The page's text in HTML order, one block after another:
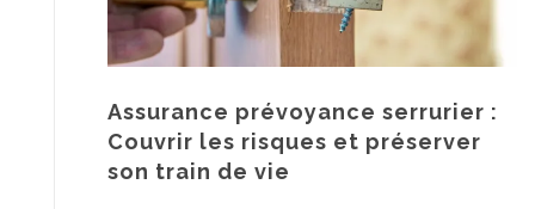
Assurance prévoyance serrurier :
Couvrir les risques et préserver
son train de vie